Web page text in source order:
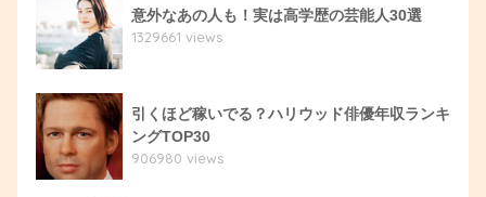
意外なあの人も！実は高学歴の芸能人30選
1329661 views
引くほど稼いでる？ハリウッド俳優年収ランキ
ングTOP30
906980 views